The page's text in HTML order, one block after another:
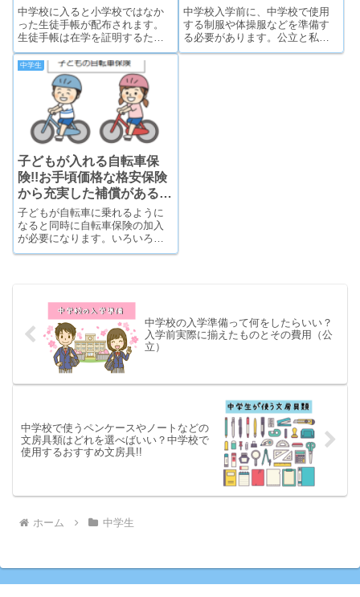
【公立中学校】
中学校に入ると小学校ではなか
った生徒手帳が配布されます。
生徒手帳は在学を証明するため
の学生証で、常に持ち歩くため
紛失や破損するケースがありま
す。ここでは再発行の手続きの
仕方と、実際に再発行した手順
についてご紹介します。
立）
中学校入学前に、中学校で使用
する制服や体操服などを準備す
る必要があります。公立と私立
では準備するものが異なります
中学生
子どもが入れる自転車保
険!!お手頃価格な格安保険
から充実した補償がある保
険のご紹介
子どもが自転車に乗れるように
なると同時に自転車保険の加入
が必要になります。いろいろな
自転車保険がありますが、ここ
中学校の入学準備って何をしたらいい？
入学前実際に揃えたものとその費用（公
立）
中学校で使うペンケースやノートなどの
文房具類はどれを選べばいい？中学校で
使用するおすすめ文房具!!
ホーム 中学生